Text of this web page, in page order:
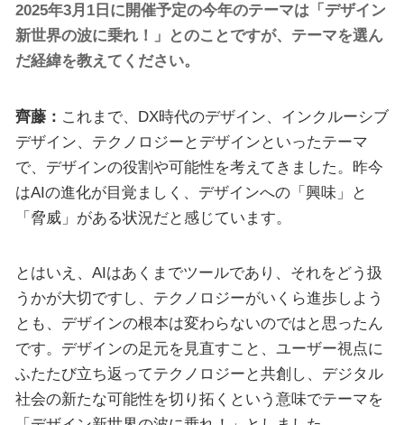
2025年3月1日に開催予定の今年のテーマは「デザイン
新世界の波に乗れ！」とのことですが、テーマを選ん
だ経緯を教えてください。
齊藤： これまで、DX時代のデザイン、インクルーシブ
デザイン、テクノロジーとデザインといったテーマ
で、デザインの役割や可能性を考えてきました。昨今
はAIの進化が目覚ましく、デザインへの「興味」と
「脅威」がある状況だと感じています。
とはいえ、AIはあくまでツールであり、それをどう扱
うかが大切ですし、テクノロジーがいくら進歩しよう
とも、デザインの根本は変わらないのではと思ったん
です。デザインの足元を見直すこと、ユーザー視点に
ふたたび立ち返ってテクノロジーと共創し、デジタル
社会の新たな可能性を切り拓くという意味でテーマを